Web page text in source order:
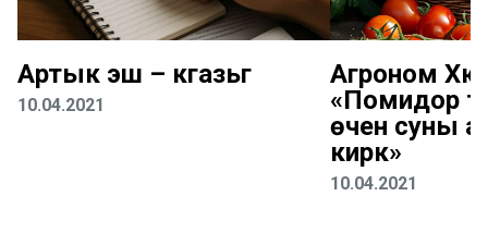
Артык эш – кәгазьгә
10.04.2021
Агроном
«Помидор
өчен суны
кирәк»
10.04.2021